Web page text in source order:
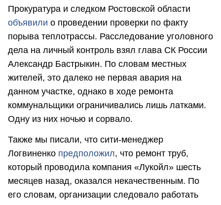
Прокуратура и следком Ростовской области
объявили о проведении проверки по факту
порыва теплотрассы. Расследование уголовного
дела на личный контроль взял глава СК России
Александр Бастрыкин. По словам местных
жителей, это далеко не первая авария на
данном участке, однако в ходе ремонта
коммунальщики ограничивались лишь латками.
Одну из них ночью и сорвало.
Также мы писали, что сити-менеджер
Логвиненко предположил, что ремонт труб,
который проводила компания «Лукойл» шесть
месяцев назад, оказался некачественным. По
его словам, организации следовало работать